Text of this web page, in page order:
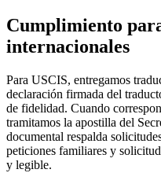
Cumplimiento
internacionales
Para USCIS, entregamos
declaración firmada del
de fidelidad. Cuando
tramitamos la apostilla del
documental respalda
peticiones familiares y
y legible.